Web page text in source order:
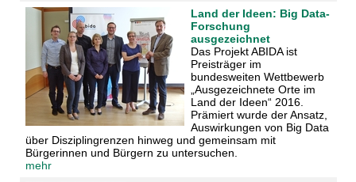
Land der Ideen: Big Data-
Forschung
ausgezeichnet
Das Projekt ABIDA ist
Preisträger im
bundesweiten Wettbewerb
„Ausgezeichnete Orte im
Land der Ideen“ 2016.
Prämiert wurde der Ansatz,
Auswirkungen von Big Data
über Disziplingrenzen hinweg und gemeinsam mit
Bürgerinnen und Bürgern zu untersuchen.
mehr